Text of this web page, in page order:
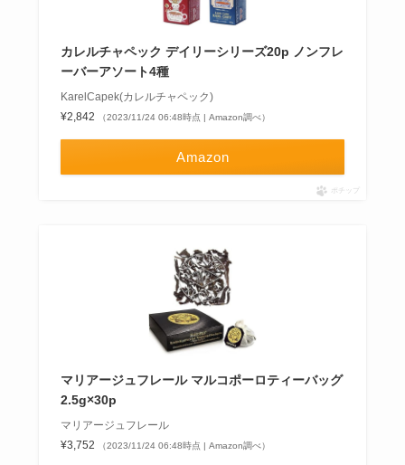
カレルチャペック デイリーシリーズ20p ノンフレ
ーバーアソート4種
KarelCapek(カレルチャペック)
¥2,842
（2023/11/24 06:48時点 | Amazon調べ）
Amazon
ポチップ
マリアージュフレール マルコポーロティーバッグ
2.5g×30p
マリアージュフレール
¥3,752
（2023/11/24 06:48時点 | Amazon調べ）